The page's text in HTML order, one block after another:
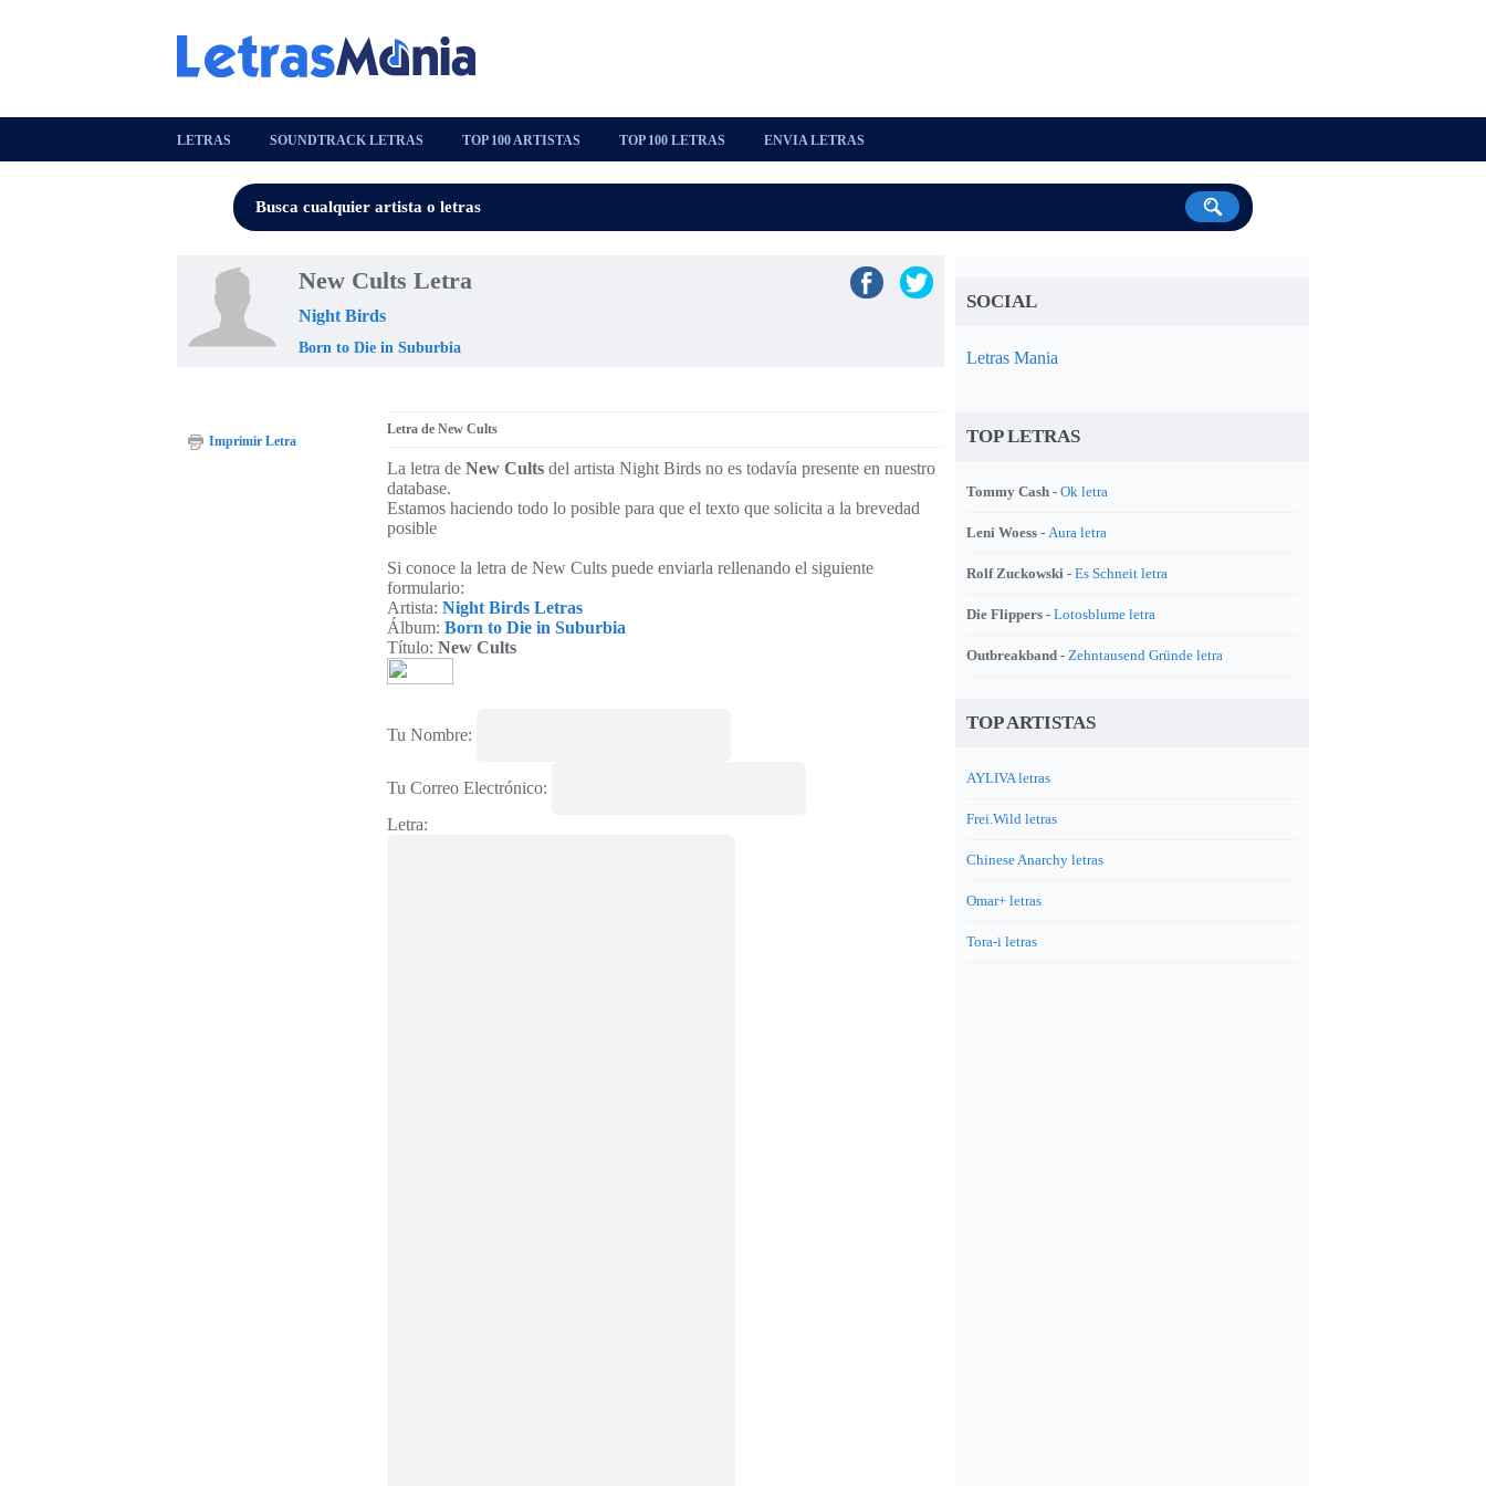
LETRAS SOUNDTRACK LETRAS TOP 100 ARTISTAS TOP 100 LETRAS ENVIA LETRAS
New Cults Letra
Night Birds
Born to Die in Suburbia
Letra de New Cults
La letra de New Cults del artista Night Birds no es todavía presente en nuestro
database.
Estamos haciendo todo lo posible para que el texto que solicita a la brevedad
posible
Si conoce la letra de New Cults puede enviarla rellenando el siguiente
formulario:
Artista: Night Birds Letras
Álbum: Born to Die in Suburbia
Título: New Cults
Tu Nombre:
Tu Correo Electrónico:
Letra:
Imprimir Letra
SOCIAL
Letras Mania
TOP LETRAS
Tommy Cash - Ok letra
Leni Woess - Aura letra
Rolf Zuckowski - Es Schneit letra
Die Flippers - Lotosblume letra
Outbreakband - Zehntausend Gründe letra
TOP ARTISTAS
AYLIVA letras
Frei.Wild letras
Chinese Anarchy letras
Omar+ letras
Tora-i letras